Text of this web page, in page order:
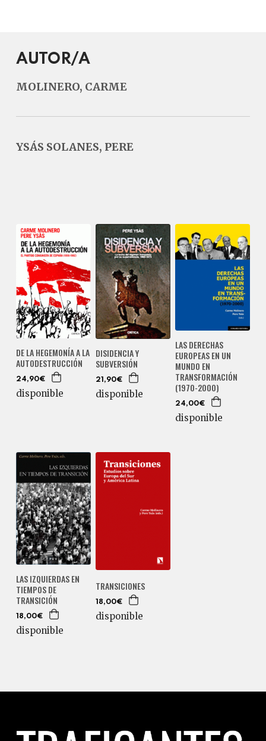
AUTOR/A
MOLINERO, CARME
YSÁS SOLANES, PERE
DE LA HEGEMONÍA A LA
AUTODESTRUCCIÓN
24,90€
disponible
DISIDENCIA Y
SUBVERSIÓN
21,90€
disponible
LAS DERECHAS
EUROPEAS EN UN
MUNDO EN
TRANSFORMACIÓN
(1970-2000)
24,00€
disponible
LAS IZQUIERDAS EN
TIEMPOS DE
TRANSICIÓN
18,00€
disponible
TRANSICIONES
18,00€
disponible